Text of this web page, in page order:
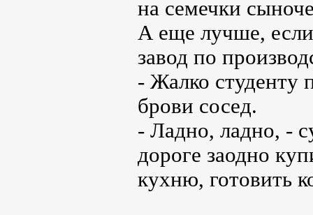
на семечки
А еще лучше,
завод по
- Жалко студенту
брови сосед.
- Ладно, ладно, -
дороге заодно
кухню, готовить